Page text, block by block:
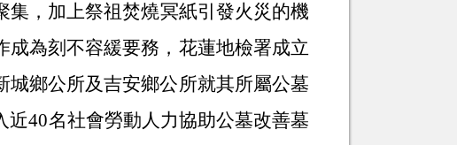
集，加上祭祖焚燒冥紙引發火災的機
成為刻不容緩要務，花蓮地檢署成立
城鄉公所及吉安鄉公所就其所屬公墓
近40名社會勞動人力協助公墓改善墓